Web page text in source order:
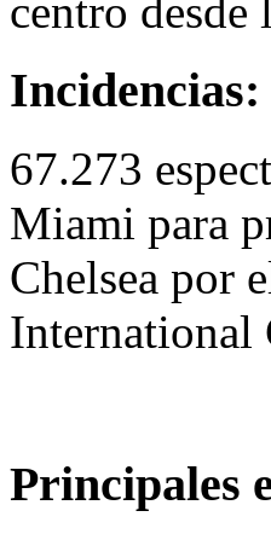
centro
Incidencias:
67.273
Miami para
Chelsea por
International
Principales